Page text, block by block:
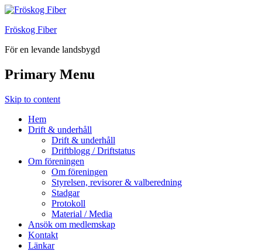
Fröskog Fiber
För en levande landsbygd
Primary Menu
Skip to content
Hem
Drift & underhåll
Drift & underhåll
Driftblogg / Driftstatus
Om föreningen
Om föreningen
Styrelsen, revisorer & valberedning
Stadgar
Protokoll
Material / Media
Ansök om medlemskap
Kontakt
Länkar